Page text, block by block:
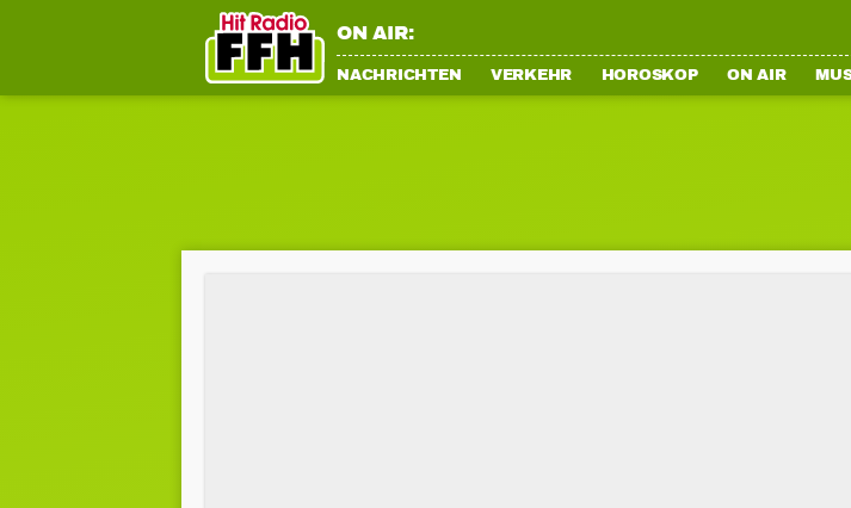
ON AIR:
NACHRICHTEN VERKEHR HOROSKOP ON AIR